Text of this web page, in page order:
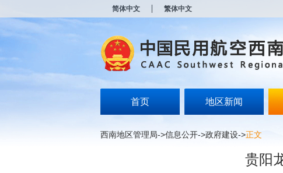
简体中文 繁体中文
首页 地区新闻
西南地区管理局->信息公开->政府建设->正文
贵阳
打
无
障